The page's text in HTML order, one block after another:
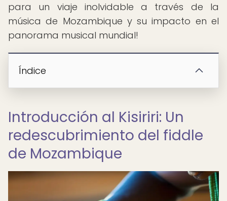
para un viaje inolvidable a través de la
música de Mozambique y su impacto en el
panorama musical mundial!
Índice
Introducción al Kisiriri: Un
redescubrimiento del fiddle
de Mozambique